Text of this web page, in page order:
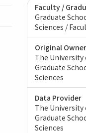
Faculty /
Graduate
Sciences /
Original Owner
The University
Graduate
Sciences
Data Provider
The University
Graduate
Sciences